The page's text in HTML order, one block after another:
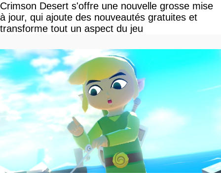
Crimson Desert s'offre une nouvelle grosse mise
à jour, qui ajoute des nouveautés gratuites et
transforme tout un aspect du jeu